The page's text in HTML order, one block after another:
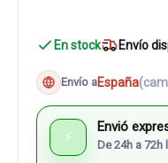
En stock Envío
Envío aEspaña
⚡
Envió
De 24h a